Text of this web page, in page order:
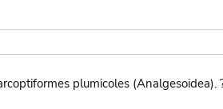
plumicoles (Analgesoidea).